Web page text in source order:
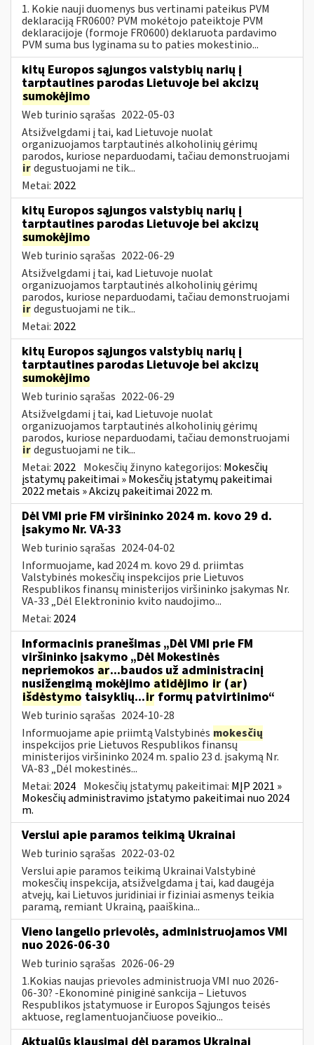
1. Kokie nauji duomenys bus vertinami pateikus PVM
deklaraciją FR0600? PVM mokėtojo pateiktoje PVM
deklaracijoje (formoje FR0600) deklaruota pardavimo
PVM suma bus lyginama su to paties mokestinio...
kitų Europos sąjungos valstybių narių į
tarptautines parodas Lietuvoje bei akcizų
sumokėjimo
Web turinio sąrašas 2022-05-03
Atsižvelgdami į tai, kad Lietuvoje nuolat
organizuojamos tarptautinės alkoholinių gėrimų
parodos, kuriose neparduodami, tačiau demonstruojami
irdegustuojami ne tik...
Metai: 2022
kitų Europos sąjungos valstybių narių į
tarptautines parodas Lietuvoje bei akcizų
sumokėjimo
Web turinio sąrašas 2022-06-29
Atsižvelgdami į tai, kad Lietuvoje nuolat
organizuojamos tarptautinės alkoholinių gėrimų
parodos, kuriose neparduodami, tačiau demonstruojami
irdegustuojami ne tik...
Metai: 2022
kitų Europos sąjungos valstybių narių į
tarptautines parodas Lietuvoje bei akcizų
sumokėjimo
Web turinio sąrašas 2022-06-29
Atsižvelgdami į tai, kad Lietuvoje nuolat
organizuojamos tarptautinės alkoholinių gėrimų
parodos, kuriose neparduodami, tačiau demonstruojami
irdegustuojami ne tik...
Metai: 2022 Mokesčių žinyno kategorijos: Mokesčių
įstatymų pakeitimai » Mokesčių įstatymų pakeitimai
2022 metais » Akcizų pakeitimai 2022 m.
Dėl VMI prie FM viršininko 2024 m. kovo 29 d.
įsakymo Nr. VA-33
Web turinio sąrašas 2024-04-02
Informuojame, kad 2024 m. kovo 29 d. priimtas
Valstybinės mokesčių inspekcijos prie Lietuvos
Respublikos finansų ministerijos viršininko įsakymas Nr.
VA-33 „Dėl Elektroninio kvito naudojimo...
Metai: 2024
Informacinis pranešimas „Dėl VMI prie FM
viršininko įsakymo „Dėl Mokestinės
nepriemokos ar...baudos už administracinį
nusižengimą mokėjimo atidėjimo ir (ar)
išdėstymo taisyklių...irformų patvirtinimo“
Web turinio sąrašas 2024-10-28
Informuojame apie priimtą Valstybinės mokesčių
inspekcijos prie Lietuvos Respublikos finansų
ministerijos viršininko 2024 m. spalio 23 d. įsakymą Nr.
VA-83 „Dėl mokestinės...
Metai: 2024 Mokesčių įstatymų pakeitimai: MĮP 2021 »
Mokesčių administravimo įstatymo pakeitimai nuo 2024
m.
Verslui apie paramos teikimą Ukrainai
Web turinio sąrašas 2022-03-02
Verslui apie paramos teikimą Ukrainai Valstybinė
mokesčių inspekcija, atsižvelgdama į tai, kad daugėja
atvejų, kai Lietuvos juridiniai ir fiziniai asmenys teikia
paramą, remiant Ukrainą, paaiškina...
Vieno langelio prievolės, administruojamos VMI
nuo 2026-06-30
Web turinio sąrašas 2026-06-29
1.Kokias naujas prievoles administruoja VMI nuo 2026-
06-30? -Ekonominė piniginė sankcija – Lietuvos
Respublikos įstatymuose ir Europos Sąjungos teisės
aktuose, reglamentuojančiuose poveikio...
Aktualūs klausimai dėl paramos Ukrainai